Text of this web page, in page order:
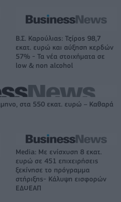
Β.Σ. Καρούλιας: Τζίρος 98,7
εκατ. ευρώ και αύξηση κερδών
57% - Τα νέα στοιχήματα σε
low & non alcohol
στα 550 εκατ. ευρώ – Καθαρά
Media: Με ενίσχυση 8 εκατ.
ευρώ σε 451 επιχειρήσεις
ξεκίνησε το πρόγραμμα
στήριξης- Κάλυψη εισφορών
ΕΔΟΕΑΠ